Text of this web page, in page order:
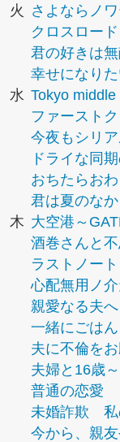
火
さよならノ
クロスロー
君の好きは
幸せになり
水 Tokyo middle
ファースト
今夜もシリ
ドライな同
おちたらおわ
君は夏のなか
木 大空港～
酒巻さんと
ラストノート
心配無用ノ
親愛なる夫へ
一緒にごは
夫に不倫を
夫婦と16歳
普通の恋愛
未婚詐欺 私
今から、親友